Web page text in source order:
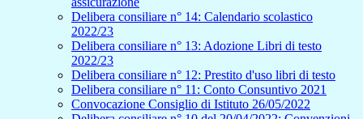
Delibera consiliare n° 14: Calendario scolastico
2022/23
Delibera consiliare n° 13: Adozione Libri di testo
2022/23
Delibera consiliare n° 12: Prestito d'uso libri di testo
Delibera consiliare n° 11: Conto Consuntivo 2021
Convocazione Consiglio di Istituto 26/05/2022